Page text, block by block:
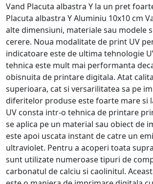
Vand Placuta albastra Y la un pret
Placuta albastra Y Aluminiu 10x10 cm
alte dimensiuni, materiale sau modele
cerere. Noua modalitate de print UV
indicatoare este de ultima tehnologie
tehnica este mult mai performanta
obisnuita de printare digitala. Atat
superioara, cat si versarilitatea sa pe
diferitelor produse este foarte mare si
UV consta intr-o tehnica de printare
se aplica pe un material sau obiect de
este apoi uscata instant de catre un
ultraviolet. Pentru a acoperi toata
sunt utilizate numeroase tipuri de
carbonatul de calciu si caolinitul.